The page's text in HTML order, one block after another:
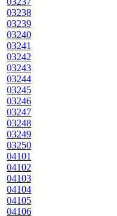
03238
03239
03240
03241
03242
03243
03244
03245
03246
03247
03248
03249
03250
04101
04102
04103
04104
04105
04106